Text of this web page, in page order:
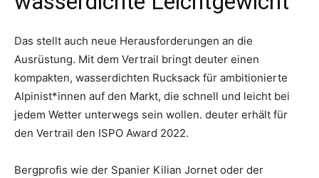
Das stellt auch neue Herausforderungen an die
Ausrüstung. Mit dem Vertrail bringt deuter einen
kompakten, wasserdichten Rucksack für ambitionierte
Alpinist*innen auf den Markt, die schnell und leicht bei
jedem Wetter unterwegs sein wollen. deuter erhält für
den Vertrail den ISPO Award 2022.
Bergprofis wie der Spanier Kilian Jornet oder der